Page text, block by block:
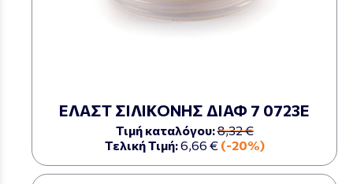
ΕΛΑΣΤ ΣΙΛΙΚΟΝΗΣ ΔΙΑΦ 7 0723Ε
Τιμή καταλόγου:8,32 €
Τελική Τιμή:6,66 € (-20%)